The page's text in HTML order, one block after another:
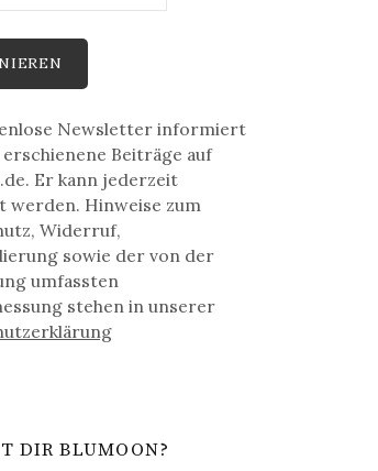
Newsletter informiert
Beiträge auf
Er kann jederzeit
werden. Hinweise zum
Widerruf,
sowie der von der
umfassten
stehen in unserer
DIR BLUMOON?